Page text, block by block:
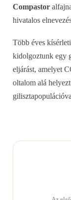
Compastor
hivatalos
Több éves
kidolgoztunk egy
eljárást, amelyet
oltalom alá